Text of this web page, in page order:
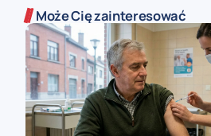
Może Cię zainteresować